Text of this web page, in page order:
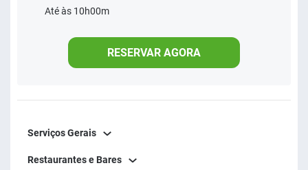
Até às 10h00m
RESERVAR AGORA
Serviços Gerais
Restaurantes e Bares